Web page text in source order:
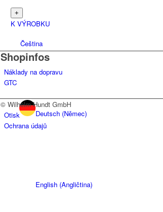
Čeština
Deutsch (Němec)
English (Angličtina)
K VÝROBKU
Shopinfos
Náklady na dopravu
GTC
© Wilhelm Hundt GmbH
Otisk
Ochrana údajů